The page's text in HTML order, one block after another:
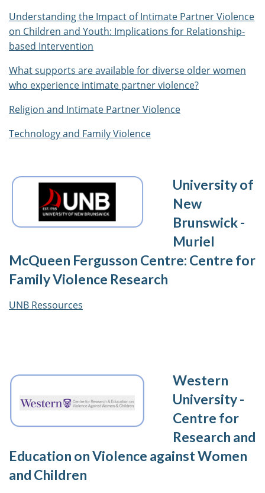
Understanding the Impact of Intimate Partner Violence
on Children and Youth: Implications for Relationship-
based Intervention
What supports are available for diverse older women
who experience intimate partner violence?
Religion and Intimate Partner Violence
Technology and Family Violence
University of
New
Brunswick -
Muriel
McQueen Fergusson Centre: Centre for
Family Violence Research
UNB Ressources
Western
University -
Centre for
Research and
Education on Violence against Women
and Children